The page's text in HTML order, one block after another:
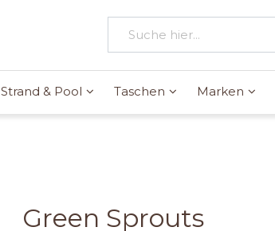
Strand & Pool Taschen Marken
Green Sprouts